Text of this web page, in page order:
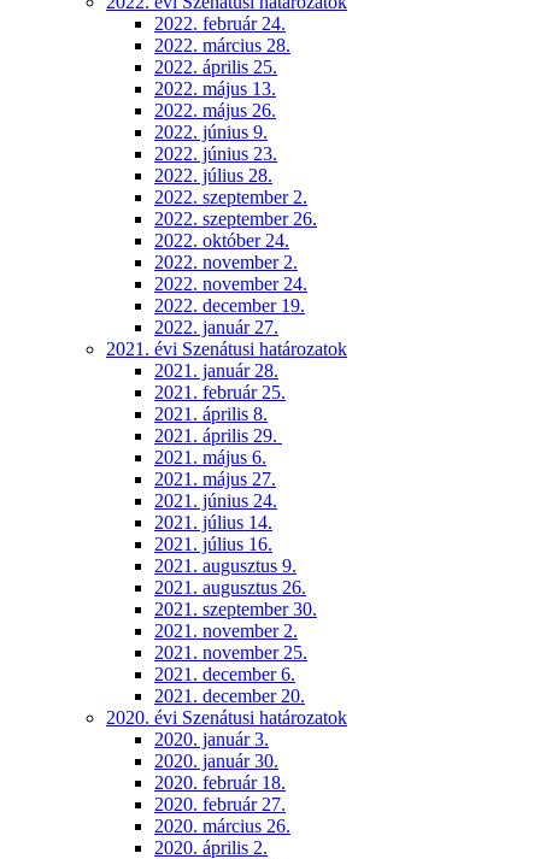
2022. február 24.
2022. március 28.
2022. április 25.
2022. május 13.
2022. május 26.
2022. június 9.
2022. június 23.
2022. július 28.
2022. szeptember 2.
2022. szeptember 26.
2022. október 24.
2022. november 2.
2022. november 24.
2022. december 19.
2022. január 27.
2021. évi Szenátusi határozatok
2021. január 28.
2021. február 25.
2021. április 8.
2021. április 29.
2021. május 6.
2021. május 27.
2021. június 24.
2021. július 14.
2021. július 16.
2021. augusztus 9.
2021. augusztus 26.
2021. szeptember 30.
2021. november 2.
2021. november 25.
2021. december 6.
2021. december 20.
2020. évi Szenátusi határozatok
2020. január 3.
2020. január 30.
2020. február 18.
2020. február 27.
2020. március 26.
2020. április 2.